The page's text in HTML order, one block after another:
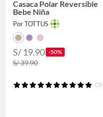
Casaca Polar Reversible
Bebe Niña
Por TOTTUS
S/ 19.90 -50%
S/ 39.90
(3)